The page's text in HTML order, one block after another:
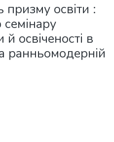
призму освіти :
освіченості в
ранньомодерній